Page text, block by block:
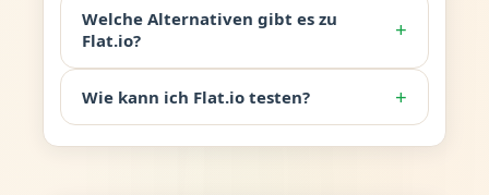
Welche Alternativen gibt es zu
Flat.io?
+
Wie kann ich Flat.io testen? +